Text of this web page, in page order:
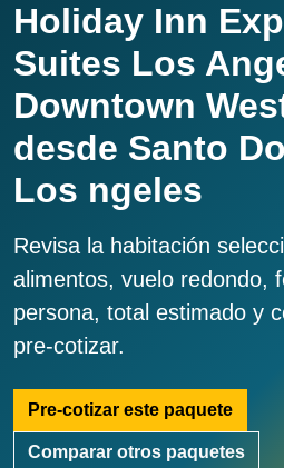
Holiday Inn
Suites Los
Downtown
desde Santo
Los ngeles
Revisa la habitación
alimentos, vuelo redondo,
persona, total estimado y
pre-cotizar.
Pre-cotizar este paquete
Comparar otros paquetes